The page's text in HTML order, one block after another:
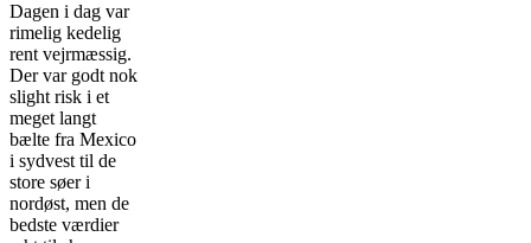
Dagen i dag var
rimelig kedelig
rent vejrmæssig.
Der var godt nok
slight risk i et
meget langt
bælte fra Mexico
i sydvest til de
store søer i
nordøst, men de
bedste værdier